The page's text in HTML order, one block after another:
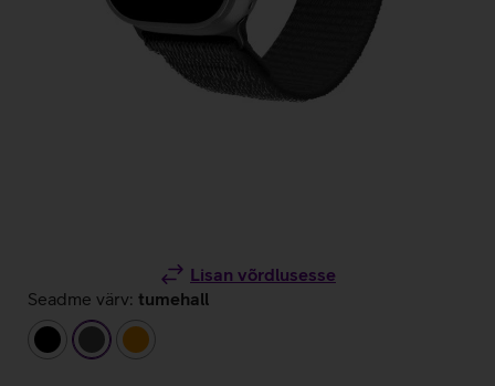
Lisan võrdlusesse
Seadme värv: tumehall
must
tumehalloranž